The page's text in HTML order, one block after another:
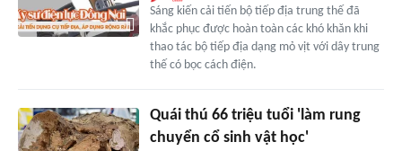
Sáng kiến cải tiến bộ tiếp địa trung thế đã
khắc phục được hoàn toàn các khó khăn khi
thao tác bộ tiếp địa dạng mỏ vịt với dây trung
thế có bọc cách điện.
Quái thú 66 triệu tuổi 'làm rung
chuyển cổ sinh vật học'